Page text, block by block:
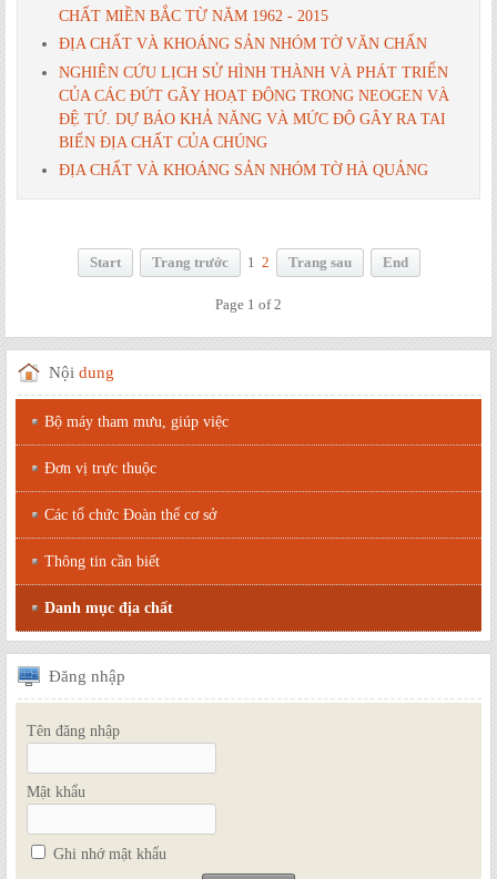
CHẤT MIỀN BẮC TỪ NĂM 1962 - 2015
ĐỊA CHẤT VÀ KHOÁNG SẢN NHÓM TỜ VĂN CHẤN
NGHIÊN CỨU LỊCH SỬ HÌNH THÀNH VÀ PHÁT TRIỂN
CỦA CÁC ĐỨT GÃY HOẠT ĐỘNG TRONG NEOGEN VÀ
ĐỆ TỨ. DỰ BÁO KHẢ NĂNG VÀ MỨC ĐỘ GÂY RA TAI
BIẾN ĐỊA CHẤT CỦA CHÚNG
ĐỊA CHẤT VÀ KHOÁNG SẢN NHÓM TỜ HÀ QUẢNG
Start Trang trước 1 2 Trang sau End
Page 1 of 2
Nội dung
Bộ máy tham mưu, giúp việc
Đơn vị trực thuộc
Các tổ chức Đoàn thể cơ sở
Thông tin cần biết
Danh mục địa chất
Đăng nhập
Tên đăng nhập
Mật khẩu
Ghi nhớ mật khẩu